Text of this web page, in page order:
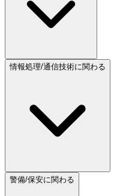
情報処理/通信技術に関わる
警備/保安に関わる